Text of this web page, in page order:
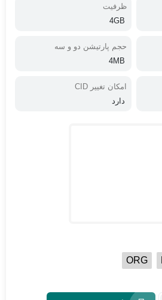
ظرفیت
4GB
حجم پارتیشن دو و سه
4MB
امکان تغییر CID
دارد
ORG